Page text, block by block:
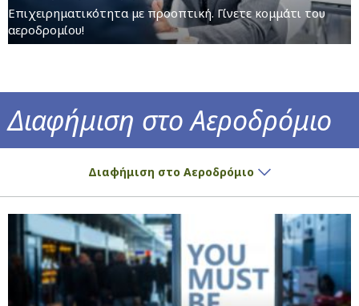
Επιχειρηματικότητα με προοπτική. Γίνετε κομμάτι του
αεροδρομίου!
Διαφήμιση στο Αεροδρόμιο
Διαφήμιση στο Αεροδρόμιο